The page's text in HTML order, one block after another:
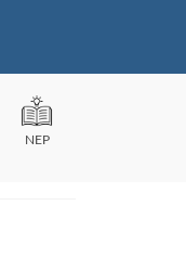
NEP